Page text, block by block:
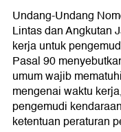
Undang-Undang
Lintas dan Angkutan
kerja untuk
Pasal 90
umum wajib
mengenai waktu
pengemudi
ketentuan peraturan